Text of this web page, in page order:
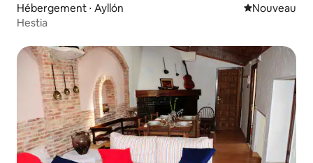
Hébergement ⋅ Ayllón Nouvel
Nouveau
Hestia